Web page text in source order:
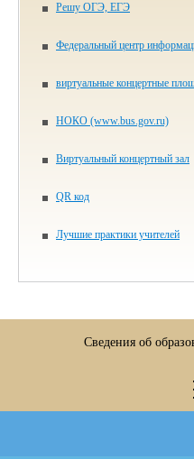
Решу ОГЭ, ЕГЭ
Федеральный центр
виртуальные концертные
НОКО (www.bus.gov.ru)
Виртуальный концертный зал
QR код
Лучшие практики учителей
Сведения об